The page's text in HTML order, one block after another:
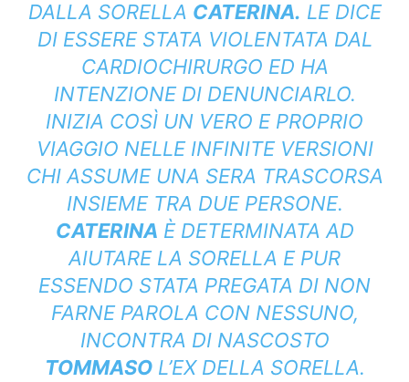
DALLA SORELLA CATERINA. LE DICE
DI ESSERE STATA VIOLENTATA DAL
CARDIOCHIRURGO ED HA
INTENZIONE DI DENUNCIARLO.
INIZIA COSÌ UN VERO E PROPRIO
VIAGGIO NELLE INFINITE VERSIONI
CHI ASSUME UNA SERA TRASCORSA
INSIEME TRA DUE PERSONE.
CATERINA È DETERMINATA AD
AIUTARE LA SORELLA E PUR
ESSENDO STATA PREGATA DI NON
FARNE PAROLA CON NESSUNO,
INCONTRA DI NASCOSTO
TOMMASOL’EX DELLA SORELLA.